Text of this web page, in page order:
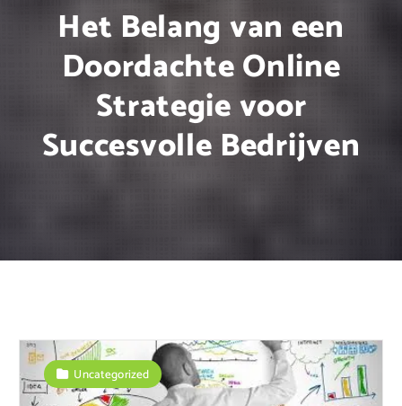
Het Belang van een
Doordachte Online
Strategie voor
Succesvolle Bedrijven
Uncategorized